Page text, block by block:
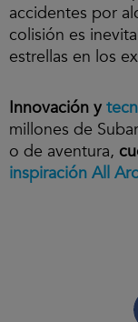
accidentes por
colisión es
estrellas en los
Innovación y
millones de
o de aventura,
inspiración All